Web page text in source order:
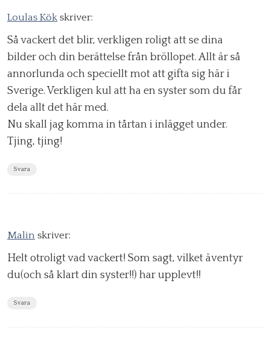
Loulas Kök skriver:
Så vackert det blir, verkligen roligt att se dina
bilder och din berättelse från bröllopet. Allt är så
annorlunda och speciellt mot att gifta sig här i
Sverige. Verkligen kul att ha en syster som du får
dela allt det här med.
Nu skall jag komma in tårtan i inlägget under.
Tjing, tjing!
Svara
Malin skriver:
Helt otroligt vad vackert! Som sagt, vilket äventyr
du(och så klart din syster!!) har upplevt!!
Svara